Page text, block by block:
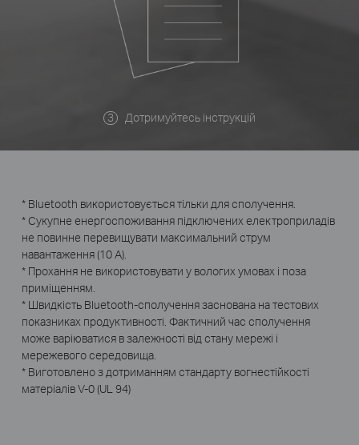
Дотримуйтесь інструкцій
* Bluetooth використовується тільки для сполучення.
* Сукупне енергоспоживання підключених електроприладів
не повинне перевищувати максимальний струм
навантаження (10 A).
* Прохання не використовувати у вологих умовах і поза
приміщенням.
* Швидкість Bluetooth-сполучення заснована на тестових
показниках продуктивності. Фактичний час сполучення
може варіюватися в залежності від стану мережі і
мережевого середовища.
* Виготовлено з дотриманням стандарту вогнестійкості
матеріалів V‑0 (UL 94)